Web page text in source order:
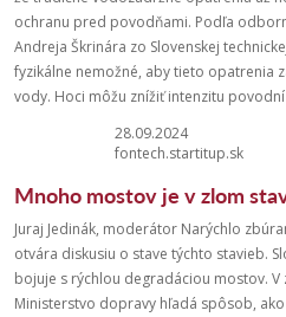
ochranu pred povodňami. Podľa
Andreja Škrinára zo Slovenskej
fyzikálne nemožné, aby tieto opatrenia
vody. Hoci môžu znížiť intenzitu
28.09.2024
fontech.startitup.sk
Mnoho mostov je v zlom
Juraj Jedinák, moderátor Narýchlo
otvára diskusiu o stave týchto stavieb.
bojuje s rýchlou degradáciou mostov. V
Ministerstvo dopravy hľadá spôsob,